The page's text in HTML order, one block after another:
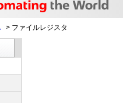
> ファイルレジスタ